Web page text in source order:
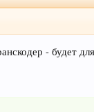
- будет